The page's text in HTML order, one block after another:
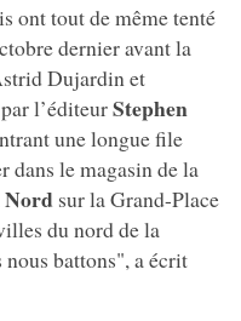
ont tout de même tenté
dernier avant la
Dujardin et
l’éditeurStephen
une longue file
dans le magasin de la
Nord sur la Grand-Place
du nord de la
nous battons", a écrit